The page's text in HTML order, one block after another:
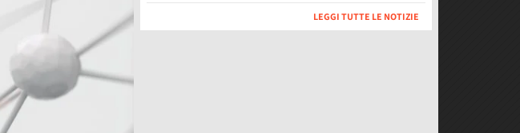
LEGGI TUTTE LE NOTIZIE